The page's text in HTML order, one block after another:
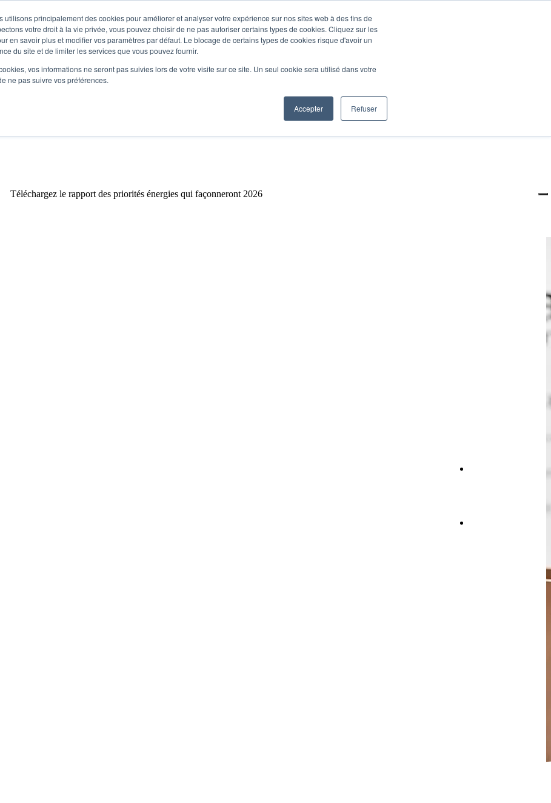
utilisons principalement des cookies pour améliorer et analyser votre expérience sur nos sites web à des fins de
votre droit à la vie privée, vous pouvez choisir de ne pas autoriser certains types de cookies. Cliquez sur les
en savoir plus et modifier vos paramètres par défaut. Le blocage de certains types de cookies risque d'avoir un
du site et de limiter les services que vous pouvez fournir.
vos informations ne seront pas suivies lors de votre visite sur ce site. Un seul cookie sera utilisé dans votre
ne pas suivre vos préférences.
Accepter Refuser
Téléchargez le rapport des priorités énergies qui façonneront 2026